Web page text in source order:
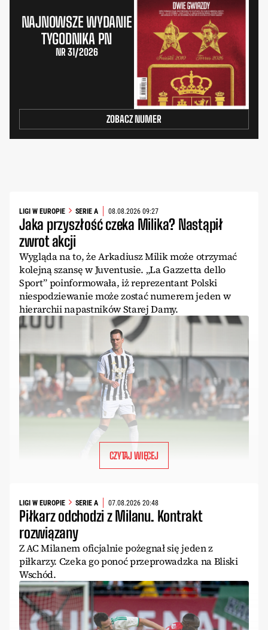
NAJNOWSZE WYDANIE
TYGODNIKA PN
NR 31/2026
ZOBACZ NUMER
LIGI W EUROPIE SERIE A 08.08.2026 09:27
Jaka przyszłość czeka Milika? Nastąpił
zwrot akcji
Wygląda na to, że Arkadiusz Milik może otrzymać
kolejną szansę w Juventusie. „La Gazzetta dello
Sport” poinformowała, iż reprezentant Polski
niespodziewanie może zostać numerem jeden w
hierarchii napastników Starej Damy.
CZYTAJ WIĘCEJ
LIGI W EUROPIE SERIE A 07.08.2026 20:48
Piłkarz odchodzi z Milanu. Kontrakt
rozwiązany
Z AC Milanem oficjalnie pożegnał się jeden z
piłkarzy. Czeka go ponoć przeprowadzka na Bliski
Wschód.